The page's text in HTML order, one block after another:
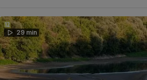
29 min